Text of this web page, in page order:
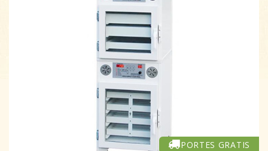
PORTES GRATIS